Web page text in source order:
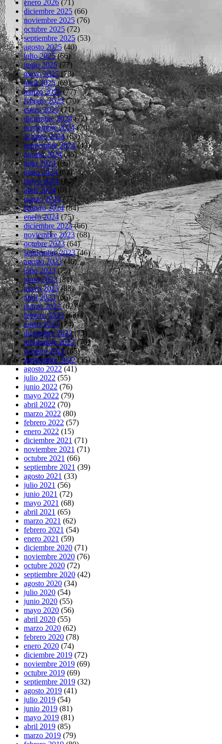
enero 2026 (71)
diciembre 2025 (66)
noviembre 2025 (76)
octubre 2025 (72)
septiembre 2025 (53)
agosto 2025(40)
julio 2025(66)
junio 2025(77)
mayo 2025(78)
abril 2025(69)
marzo 2025(77)
febrero 2025(70)
enero 2025(71)
diciembre 2024(72)
noviembre 2024(70)
octubre 2024(63)
septiembre 2024(43)
agosto 2024(45)
julio 2024(66)
junio 2024(82)
mayo 2024(84)
abril 2024(81)
marzo 2024(77)
febrero 2024(84)
enero 2024(75)
diciembre 2023(66)
noviembre 2023(68)
octubre 2023(64)
septiembre 2023(46)
agosto 2023(46)
julio 2023(75)
junio 2023(81)
mayo 2023(83)
abril 2023(66)
marzo 2023(62)
febrero 2023(63)
enero 2023 (74)
diciembre 2022(73)
noviembre 2022(76)
octubre 2022(65)
septiembre 2022(35)
agosto 2022 (41)
julio 2022 (55)
junio 2022 (76)
mayo 2022 (79)
abril 2022 (70)
marzo 2022 (80)
febrero 2022 (57)
enero 2022 (15)
diciembre 2021 (71)
noviembre 2021 (71)
octubre 2021 (66)
septiembre 2021 (39)
agosto 2021 (33)
julio 2021 (56)
junio 2021 (72)
mayo 2021 (68)
abril 2021 (65)
marzo 2021 (62)
febrero 2021 (54)
enero 2021 (59)
diciembre 2020 (71)
noviembre 2020 (76)
octubre 2020 (72)
septiembre 2020 (42)
agosto 2020 (34)
julio 2020 (54)
junio 2020 (55)
mayo 2020 (56)
abril 2020 (55)
marzo 2020 (62)
febrero 2020 (78)
enero 2020 (74)
diciembre 2019 (72)
noviembre 2019 (69)
octubre 2019 (69)
septiembre 2019 (32)
agosto 2019 (41)
julio 2019 (54)
junio 2019 (81)
mayo 2019 (81)
abril 2019 (85)
marzo 2019 (79)